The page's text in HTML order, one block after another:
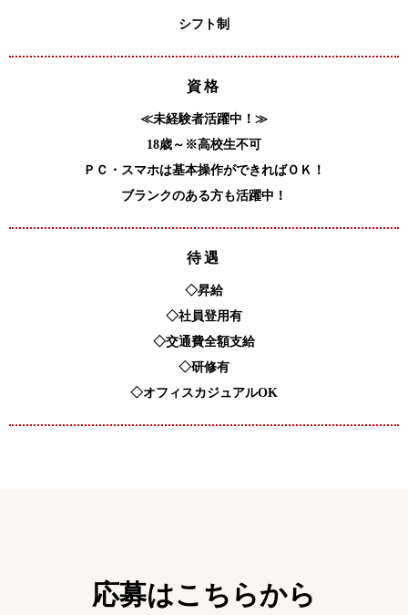
シフト制
資格
≪未経験者活躍中！≫
18歳～※高校生不可
ＰＣ・スマホは基本操作ができればＯＫ！
ブランクのある方も活躍中！
待遇
◇昇給
◇社員登用有
◇交通費全額支給
◇研修有
◇オフィスカジュアルOK
応募はこちらから